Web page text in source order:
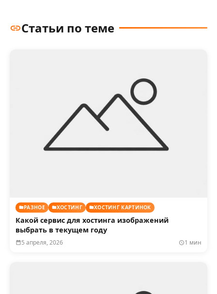
Статьи по теме
РАЗНОЕ ХОСТИНГ ХОСТИНГ КАРТИНОК
Какой сервис для хостинга изображений
выбрать в текущем году
5 апреля, 2026 1 мин